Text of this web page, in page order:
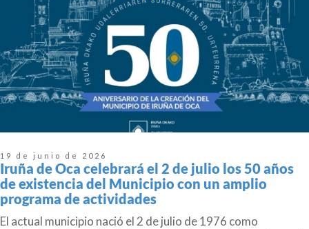
19 de junio de 2026
Iruña de Oca celebrará el 2 de julio los 50 años
de existencia del Municipio con un amplio
programa de actividades
El actual municipio nació el 2 de julio de 1976 como